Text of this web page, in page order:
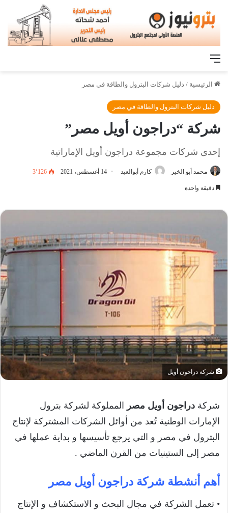
القائمة
الرئيسية / دليل شركات البترول والطاقة في مصر
دليل شركات البترول والطاقة في مصر
شركة “دراجون أويل مصر”
إحدى شركات مجموعة دراجون أويل الإماراتية
محمد أبو الخير كارم أبوالعيد 14 أغسطس، 2021 3٬126
دقيقة واحدة
شركة دراجون أويل
شركة دراجون أويل مصر
المملوكة لشركة بترول
الإمارات الوطنية تُعد من أوائل الشركات المشتركة لإنتاج
البترول في مصر و التي يرجع تأسيسها و بداية عملها في
مصر إلى الستينيات من القرن الماضي .
أهم أنشطة شركة دراجون أويل مصر
• تعمل الشركة في مجال البحث و الاستكشاف و الإنتاج